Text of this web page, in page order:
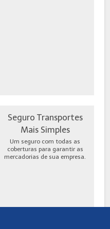
Seguro Transportes
Mais Simples
Um seguro com todas as
coberturas para garantir as
mercadorias de sua empresa.